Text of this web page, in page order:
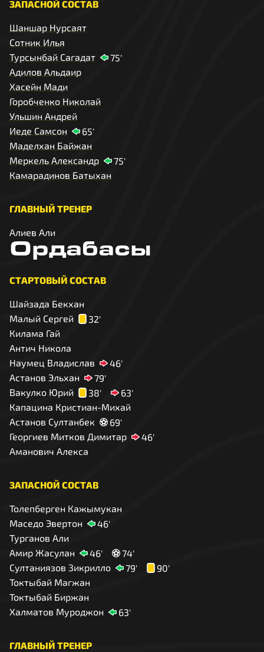
ЗАПАСНОЙ СОСТАВ
Шаншар Нурсаят
Сотник Илья
Турсынбай Сагадат
75'
Адилов Альдаир
Хасейн Мади
Горобченко Николай
Ульшин Андрей
Иеде Самсон
65'
Маделхан Байжан
Меркель Александр
75'
Камарадинов Батыхан
ГЛАВНЫЙ ТРЕНЕР
Алиев Али
Ордабасы
СТАРТОВЫЙ СОСТАВ
Шайзада Бекхан
Малый Сергей
32'
Килама Гай
Антич Никола
Наумец Владислав
46'
Астанов Эльхан
79'
Вакулко Юрий
38'
63'
Капацина Кристиан-Михай
Астанов Султанбек
69'
Георгиев Митков Димитар
46'
Аманович Алекса
ЗАПАСНОЙ СОСТАВ
Толепберген Кажымукан
Маседо Эвертон
46'
Турганов Али
Амир Жасулан
46'
74'
Султаниязов Зикрилло
79'
90'
Токтыбай Магжан
Токтыбай Биржан
Халматов Муроджон
63'
ГЛАВНЫЙ ТРЕНЕР